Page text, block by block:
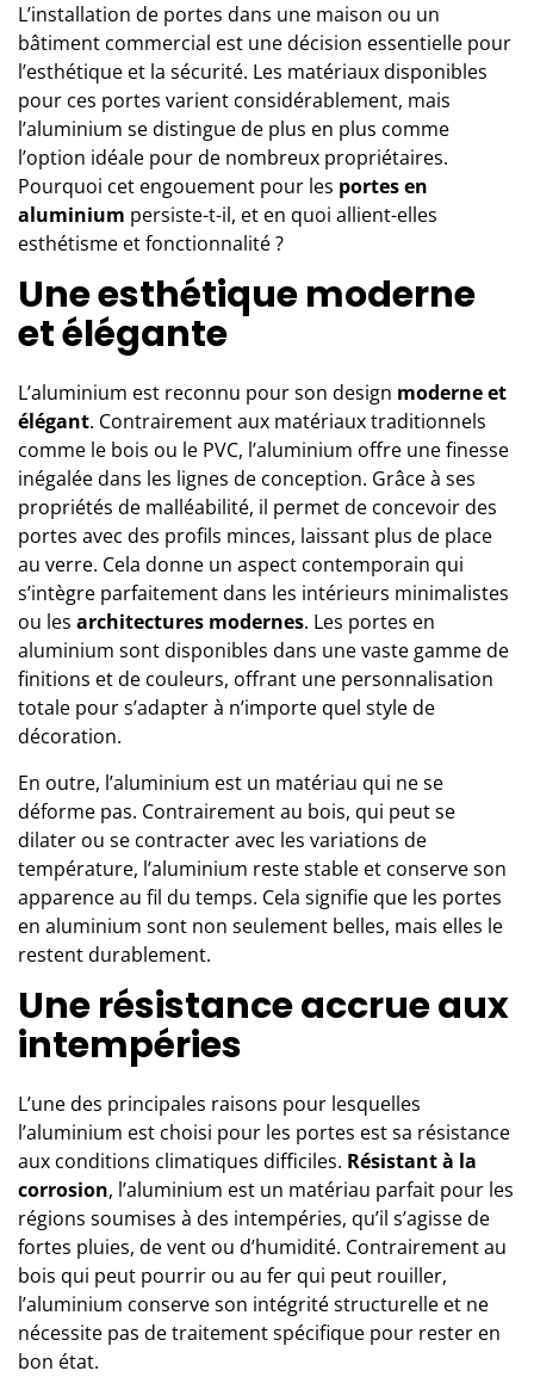
L’installation de portes dans une maison ou un
bâtiment commercial est une décision essentielle pour
l’esthétique et la sécurité. Les matériaux disponibles
pour ces portes varient considérablement, mais
l’aluminium se distingue de plus en plus comme
l’option idéale pour de nombreux propriétaires.
Pourquoi cet engouement pour les portes en
aluminium persiste-t-il, et en quoi allient-elles
esthétisme et fonctionnalité ?
Une esthétique moderne
et élégante
L’aluminium est reconnu pour son design moderne et
élégant. Contrairement aux matériaux traditionnels
comme le bois ou le PVC, l’aluminium offre une finesse
inégalée dans les lignes de conception. Grâce à ses
propriétés de malléabilité, il permet de concevoir des
portes avec des profils minces, laissant plus de place
au verre. Cela donne un aspect contemporain qui
s’intègre parfaitement dans les intérieurs minimalistes
ou les architectures modernes. Les portes en
aluminium sont disponibles dans une vaste gamme de
finitions et de couleurs, offrant une personnalisation
totale pour s’adapter à n’importe quel style de
décoration.
En outre, l’aluminium est un matériau qui ne se
déforme pas. Contrairement au bois, qui peut se
dilater ou se contracter avec les variations de
température, l’aluminium reste stable et conserve son
apparence au fil du temps. Cela signifie que les portes
en aluminium sont non seulement belles, mais elles le
restent durablement.
Une résistance accrue aux
intempéries
L’une des principales raisons pour lesquelles
l’aluminium est choisi pour les portes est sa résistance
aux conditions climatiques difficiles. Résistant à la
corrosion, l’aluminium est un matériau parfait pour les
régions soumises à des intempéries, qu’il s’agisse de
fortes pluies, de vent ou d’humidité. Contrairement au
bois qui peut pourrir ou au fer qui peut rouiller,
l’aluminium conserve son intégrité structurelle et ne
nécessite pas de traitement spécifique pour rester en
bon état.